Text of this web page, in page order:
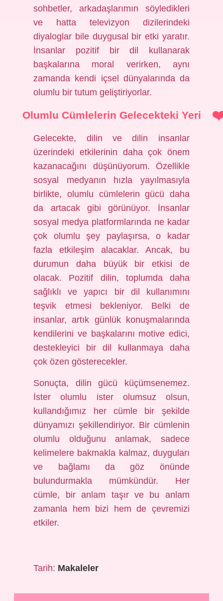
sohbetler, arkadaşlarımın söyledikleri
ve hatta televizyon dizilerindeki
diyaloglar bile duygusal bir etki yaratır.
İnsanlar pozitif bir dil kullanarak
başkalarına moral verirken, aynı
zamanda kendi içsel dünyalarında da
olumlu bir tutum geliştiriyorlar.
Olumlu Cümlelerin Gelecekteki Yeri
Gelecekte, dilin ve dilin insanlar
üzerindeki etkilerinin daha çok önem
kazanacağını düşünüyorum. Özellikle
sosyal medyanın hızla yayılmasıyla
birlikte, olumlu cümlelerin gücü daha
da artacak gibi görünüyor. İnsanlar
sosyal medya platformlarında ne kadar
çok olumlu şey paylaşırsa, o kadar
fazla etkileşim alacaklar. Ancak, bu
durumun daha büyük bir etkisi de
olacak. Pozitif dilin, toplumda daha
sağlıklı ve yapıcı bir dil kullanımını
teşvik etmesi bekleniyor. Belki de
insanlar, artık günlük konuşmalarında
kendilerini ve başkalarını motive edici,
destekleyici bir dil kullanmaya daha
çok özen gösterecekler.
Sonuçta, dilin gücü küçümsenemez.
İster olumlu ister olumsuz olsun,
kullandığımız her cümle bir şekilde
dünyamızı şekillendiriyor. Bir cümlenin
olumlu olduğunu anlamak, sadece
kelimelere bakmakla kalmaz, duyguları
ve bağlamı da göz önünde
bulundurmakla mümkündür. Her
cümle, bir anlam taşır ve bu anlam
zamanla hem bizi hem de çevremizi
etkiler.
Tarih: Makaleler